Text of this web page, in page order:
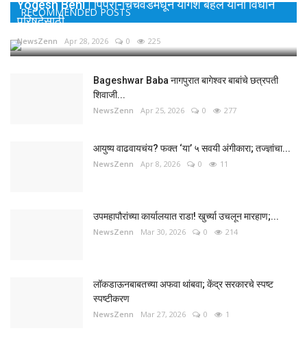
RECOMMENDED POSTS
Yogesh Behl | पिंपरी-चिंचवडमधून योगेश बहल यांना विधान
परिषदेसाठी...
NewsZenn Apr 28, 2026 0 225
Bageshwar Baba नागपुरात बागेश्वर बाबांचे छत्रपती
शिवाजी...
NewsZenn Apr 25, 2026 0 277
आयुष्य वाढवायचंय? फक्त ‘या’ ५ सवयी अंगीकारा; तज्ज्ञांचा...
NewsZenn Apr 8, 2026 0 11
उपमहापौरांच्या कार्यालयात राडा! खुर्च्या उचलून मारहाण;...
NewsZenn Mar 30, 2026 0 214
लॉकडाऊनबाबतच्या अफवा थांबवा; केंद्र सरकारचे स्पष्ट
स्पष्टीकरण
NewsZenn Mar 27, 2026 0 1